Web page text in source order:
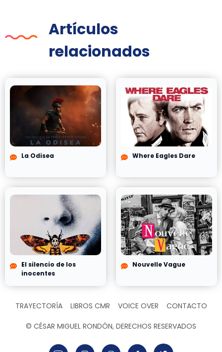
Artículos
relacionados
La Odisea Where Eagles Dare
El silencio de los
inocentes
Nouvelle Vague
TRAYECTORÍA LIBROS CMR VOICE OVER CONTACTO
© CÉSAR MIGUEL RONDÓN, DERECHOS RESERVADOS